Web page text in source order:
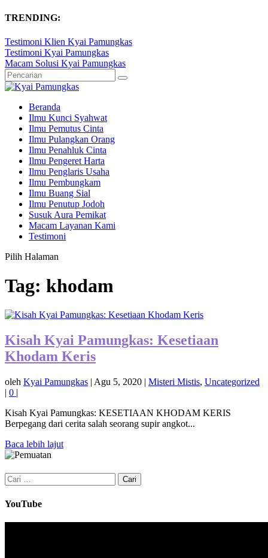
TRENDING:
Testimoni Klien Kyai Pamungkas
Testimoni Kyai Pamungkas
Macam Solusi Kyai Pamungkas
Beranda
Ilmu Kunci Syahwat
Ilmu Pemutus Cinta
Ilmu Pulangkan Orang
Ilmu Penahluk Cinta
Ilmu Pengeret Harta
Ilmu Penglaris Usaha
Ilmu Pembungkam
Ilmu Buang Sial
Ilmu Penutup Jodoh
Susuk Aura Pemikat
Macam Layanan Kami
Testimoni
Pilih Halaman
Tag: khodam
Kisah Kyai Pamungkas: Kesetiaan
Khodam Keris
oleh Kyai Pamungkas | Agu 5, 2020 | Misteri Mistis, Uncategorized
| 0 |
Kisah Kyai Pamungkas: KESETIAAN KHODAM KERIS
Berpegang dari cerita salah seorang supir angkot...
Baca lebih lajut
Cari
untuk:
YouTube